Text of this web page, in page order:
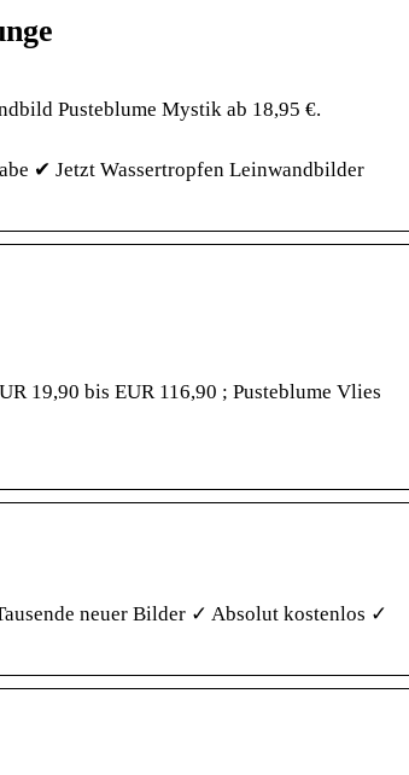
Pusteblume Mystik ab 18,95 €.
✔ Jetzt Wassertropfen Leinwandbilder
19,90 bis EUR 116,90 ; Pusteblume Vlies
neuer Bilder ✓ Absolut kostenlos ✓